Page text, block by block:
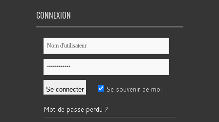
CONNEXION
Se souvenir de moi
Mot de passe perdu ?